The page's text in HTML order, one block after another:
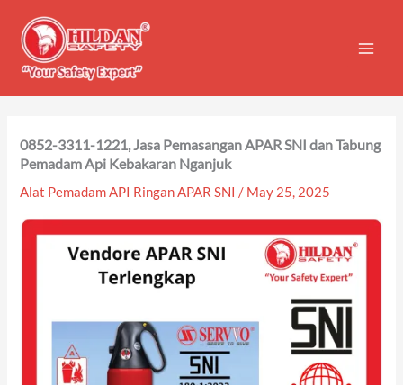
content
0852-3311-1221, Jasa Pemasangan APAR SNI dan Tabung
Pemadam Api Kebakaran Nganjuk
Alat Pemadam API Ringan APAR SNI / May 25, 2025